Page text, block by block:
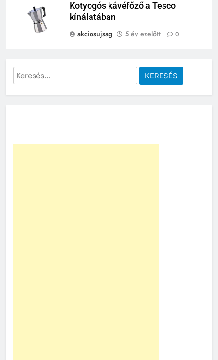
Kotyogós kávéfőző a Tesco
kínálatában
akciosujsag
5 év ezelőtt 0
Keresés: